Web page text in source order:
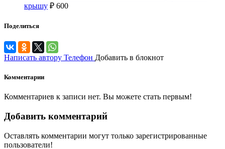
крышу ₽ 600
Поделиться
Написать автору Телефон Добавить в блокнот
Комментарии
Комментариев к записи нет. Вы можете стать первым!
Добавить комментарий
Оставлять комментарии могут только зарегистрированные
пользователи!